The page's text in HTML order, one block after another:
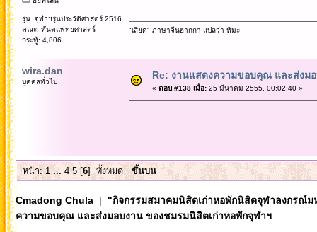
รุ่น: จุฬาฯรุ่นประวัติศาสตร์ 2516
คณะ: ทันตแพทยศาสตร์
กระทู้: 4,806
"เสียด" ภาษาจีนฮากกา แปลว่า หิมะ
wira.dan
บุคคลทั่วไป
Re: งานแสดงความขอบคุณ และส่งม
« ตอบ #138 เมื่อ:25 มีนาคม 2555, 00:02:40 »
หน้า:1 ... 4 5[6] ทั้งหมด ขึ้นบน
Cmadong Chula| "กิจกรรมสมาคมนิสิตเก่าหอพักนิสิตจุฬาลงกรณ์ม
ความขอบคุณ และส่งมอบงาน ของชมรมนิสิตเก่าหอพักจุฬาฯ